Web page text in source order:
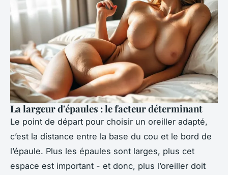
La largeur d'épaules : le facteur déterminant
Le point de départ pour choisir un oreiller adapté,
c’est la distance entre la base du cou et le bord de
l’épaule. Plus les épaules sont larges, plus cet
espace est important - et donc, plus l’oreiller doit